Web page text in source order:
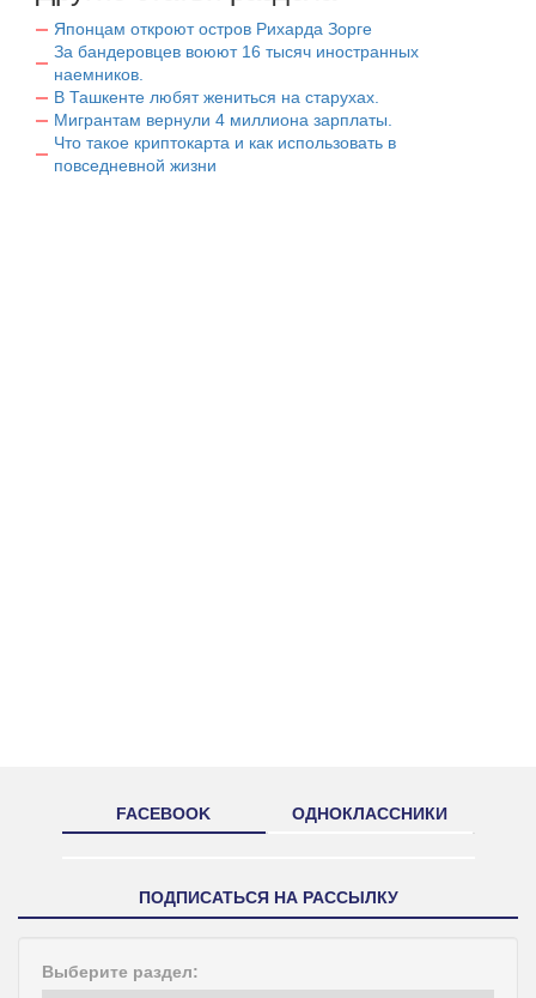
Японцам откроют остров Рихарда Зорге
За бандеровцев воюют 16 тысяч иностранных
наемников.
В Ташкенте любят жениться на старухах.
Мигрантам вернули 4 миллиона зарплаты.
Что такое криптокарта и как использовать в
повседневной жизни
FACEBOOK ОДНОКЛАССНИКИ
ПОДПИСАТЬСЯ НА РАССЫЛКУ
Выберите раздел: